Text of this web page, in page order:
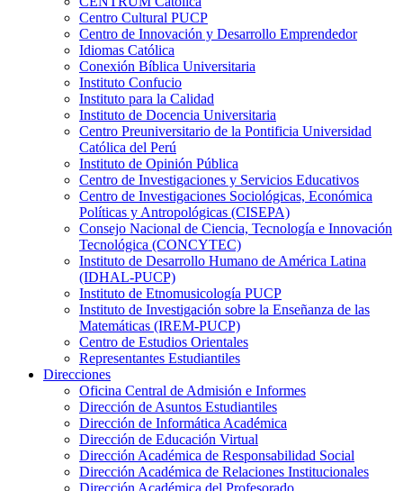
Centro Cultural PUCP
Centro de Innovación y Desarrollo Emprendedor
Idiomas Católica
Conexión Bíblica Universitaria
Instituto Confucio
Instituto para la Calidad
Instituto de Docencia Universitaria
Centro Preuniversitario de la Pontificia Universidad
Católica del Perú
Instituto de Opinión Pública
Centro de Investigaciones y Servicios Educativos
Centro de Investigaciones Sociológicas, Económica
Políticas y Antropológicas (CISEPA)
Consejo Nacional de Ciencia, Tecnología e Innovación
Tecnológica (CONCYTEC)
Instituto de Desarrollo Humano de América Latina
(IDHAL-PUCP)
Instituto de Etnomusicología PUCP
Instituto de Investigación sobre la Enseñanza de las
Matemáticas (IREM-PUCP)
Centro de Estudios Orientales
Representantes Estudiantiles
Direcciones
Oficina Central de Admisión e Informes
Dirección de Asuntos Estudiantiles
Dirección de Informática Académica
Dirección de Educación Virtual
Dirección Académica de Responsabilidad Social
Dirección Académica de Relaciones Institucionales
Dirección Académica del Profesorado